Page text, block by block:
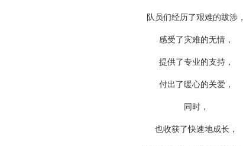
队员们经历了艰难的跋涉，
感受了灾难的无情，
提供了专业的支持，
付出了暖心的关爱，
同时，
也收获了快速地成长，